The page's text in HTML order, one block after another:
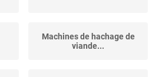
Machines de hachage de
viande...